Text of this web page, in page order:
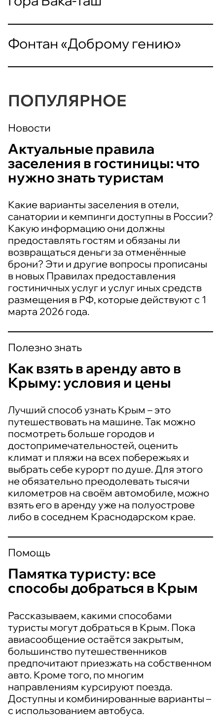
Фонтан «Доброму гению»
ПОПУЛЯРНОЕ
Новости
Актуальные правила
заселения в гостиницы: что
нужно знать туристам
Какие варианты заселения в отели,
санатории и кемпинги доступны в России?
Какую информацию они должны
предоставлять гостям и обязаны ли
возвращаться деньги за отменённые
брони? Эти и другие вопросы прописаны
в новых Правилах предоставления
гостиничных услуг и услуг иных средств
размещения в РФ, которые действуют с 1
марта 2026 года.
Полезно знать
Как взять в аренду авто в
Крыму: условия и цены
Лучший способ узнать Крым – это
путешествовать на машине. Так можно
посмотреть больше городов и
достопримечательностей, оценить
климат и пляжи на всех побережьях и
выбрать себе курорт по душе. Для этого
не обязательно преодолевать тысячи
километров на своём автомобиле, можно
взять его в аренду уже на полуострове
либо в соседнем Краснодарском крае.
Помощь
Памятка туристу: все
способы добраться в Крым
Рассказываем, какими способами
туристы могут добраться в Крым. Пока
авиасообщение остаётся закрытым,
большинство путешественников
предпочитают приезжать на собственном
авто. Кроме того, по многим
направлениям курсируют поезда.
Доступны и комбинированные варианты –
с использованием автобуса.